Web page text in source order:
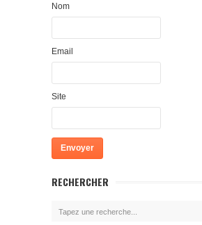
Nom
Email
Site
RECHERCHER